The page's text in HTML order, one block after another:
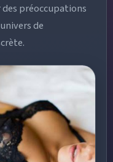
préoccupations
de